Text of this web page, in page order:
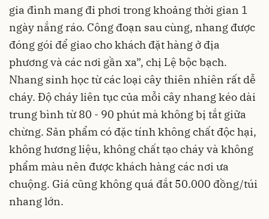
gia đình mang đi phơi trong khoảng thời gian 1
ngày nắng ráo. Công đoạn sau cùng, nhang được
đóng gói để giao cho khách đặt hàng ở địa
phương và các nơi gần xa”, chị Lệ bộc bạch.
Nhang sinh học từ các loại cây thiên nhiên rất dễ
cháy. Độ cháy liên tục của mỗi cây nhang kéo dài
trung bình từ 80 - 90 phút mà không bị tắt giữa
chừng. Sản phẩm có đặc tính không chất độc hại,
không hương liệu, không chất tạo cháy và không
phẩm màu nên được khách hàng các nơi ưa
chuộng. Giá cũng không quá đắt 50.000 đồng/túi
nhang lớn.